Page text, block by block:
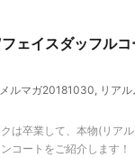
ェイスダッフルコ
メルマガ20181030, リア
は卒業して、本物(リア
コートをご紹介します